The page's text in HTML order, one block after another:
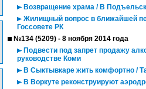
Возвращение храма / В
Жилищный вопрос в ближайшей
Госсовете РК
№134 (5209) - 8 ноября 2014 года
Подвести под запрет продажу
руководстве Коми
В Сыктывкаре жить комфортно /
В Воркуте реконструируют